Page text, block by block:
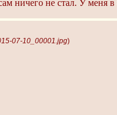
ничего не стал. У меня
07-10_00001.jpg)